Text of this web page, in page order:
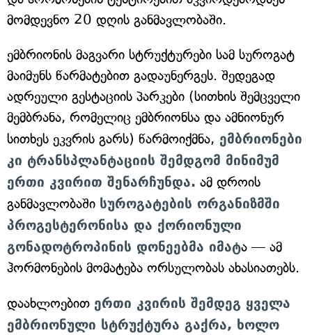
მომდევნო 20 დღის განმავლობაში.
ემბრიონის მაგვარი სტრუქტურები სამ სუროგატ
მაიმუნს წარმატებით გადაუნერგეს. შედეგად
ადრეული გესტაციის პარკები (სითხის შემცველი
მემბრანა, რომელიც ემბრიონსა და ამნიონურ
სითხეს ეკვრის გარს) წარმოიქმნა, ემბრიონები
კი ტრანსპლანტაციის შემდგომ მინიმუმ
ერთი კვირით შენარჩუნდა. ამ დროის
განმავლობაში სუროგატების ორგანიზმში
პროგესტერონისა და ქორიონული
გონადოტროპინის დონეებმა იმატა — ამ
ჰორმონების მომატება ორსულობას ახასიათებს.
დაახლოებით ერთი კვირის შემდეგ ყველა
ემბრიონული სტრუქტურა გაქრა, ხოლო